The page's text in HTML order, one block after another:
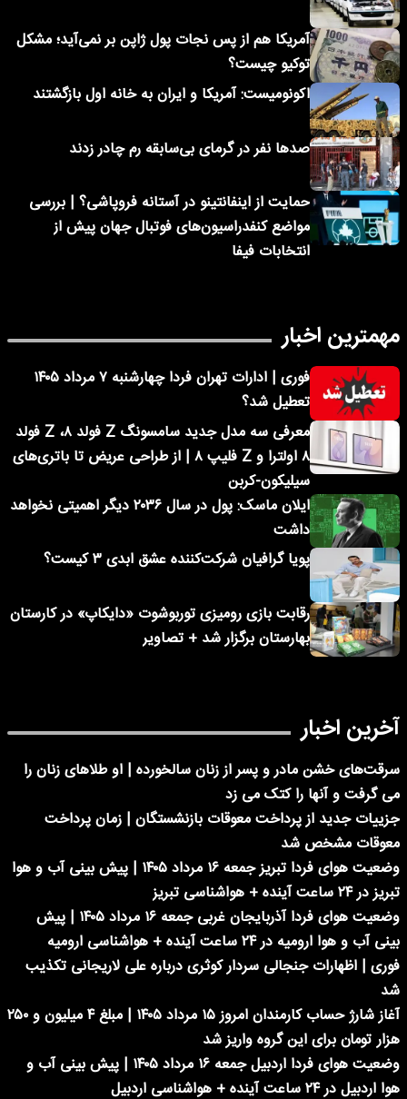
آمریکا هم از پس نجات پول ژاپن بر نمی‌آید؛ مشکل
توکیو چیست؟
اکونومیست: آمریکا و ایران به خانه اول بازگشتند
صدها نفر در گرمای بی‌سابقه رم چادر زدند
حمایت از اینفانتینو در آستانه فروپاشی؟ | بررسی
مواضع کنفدراسیون‌های فوتبال جهان پیش از
انتخابات فیفا
مهمترین اخبار
فوری | ادارات تهران فردا چهارشنبه ۷ مرداد ۱۴۰۵
تعطیل شد؟
معرفی سه مدل جدید سامسونگ Z فولد ۸، Z فولد
۸ اولترا و Z فلیپ ۸ | از طراحی عریض تا باتری‌های
سیلیکون-کربن
ایلان ماسک: پول در سال ۲۰۳۶ دیگر اهمیتی نخواهد
داشت
پویا گرافیان شرکت‌کننده عشق ابدی ۳ کیست؟
رقابت بازی رومیزی توربوشوت «دایکاپ» در کارستان
بهارستان برگزار شد + تصاویر
آخرین اخبار
سرقت‌های خشن مادر و پسر از زنان سالخورده | او طلاهای زنان را
می گرفت و آنها را کتک می زد
جزییات جدید از پرداخت معوقات بازنشستگان | زمان پرداخت
معوقات مشخص شد
وضعیت هوای فردا تبریز جمعه ۱۶ مرداد ۱۴۰۵ | پیش بینی آب و هوا
تبریز در ۲۴ ساعت آینده + هواشناسی تبریز
وضعیت هوای فردا آذربایجان غربی جمعه ۱۶ مرداد ۱۴۰۵ | پیش
بینی آب و هوا ارومیه در ۲۴ ساعت آینده + هواشناسی ارومیه
فوری | اظهارات جنجالی سردار کوثری درباره علی لاریجانی تکذیب
شد
آغاز شارژ حساب کارمندان امروز ۱۵ مرداد ۱۴۰۵ | مبلغ ۴ میلیون و ۲۵۰
هزار تومان برای این گروه واریز شد
وضعیت هوای فردا اردبیل جمعه ۱۶ مرداد ۱۴۰۵ | پیش بینی آب و
هوا اردبیل در ۲۴ ساعت آینده + هواشناسی اردبیل